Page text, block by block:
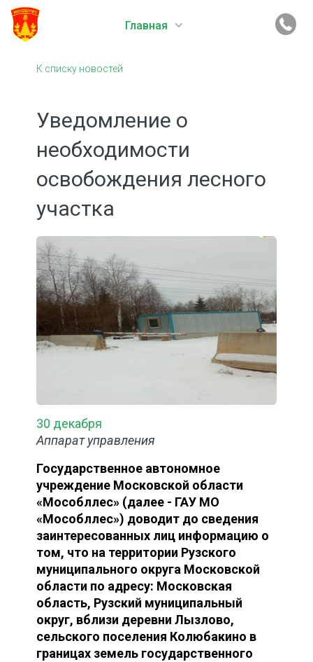
Главная
К списку новостей
Уведомление о
необходимости
освобождения лесного
участка
30 декабря
Аппарат управления
Государственное автономное
учреждение Московской области
«Мособллес» (далее - ГАУ МО
«Мособллес») доводит до сведения
заинтересованных лиц информацию о
том, что на территории Рузского
муниципального округа Московской
области по адресу: Московская
область, Рузский муниципальный
округ, вблизи деревни Лызлово,
сельского поселения Колюбакино в
границах земель государственного